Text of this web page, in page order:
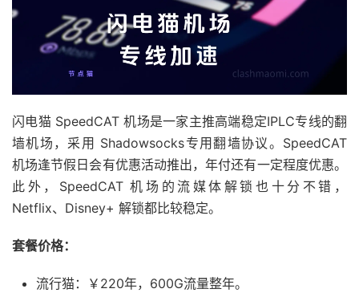
闪电猫 SpeedCAT 机场是一家主推高端稳定IPLC专线的翻
墙机场，采用 Shadowsocks专用翻墙协议。SpeedCAT
机场逢节假日会有优惠活动推出，年付还有一定程度优惠。
此外，SpeedCAT 机场的流媒体解锁也十分不错，
Netflix、Disney+ 解锁都比较稳定。
套餐价格：
流行猫：￥220年，600G流量整年。